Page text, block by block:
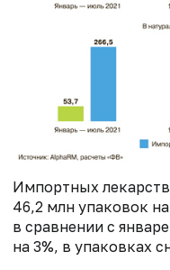
Импортных
46,2 млн упаковок
в сравнении с
на 3%, в упаковках